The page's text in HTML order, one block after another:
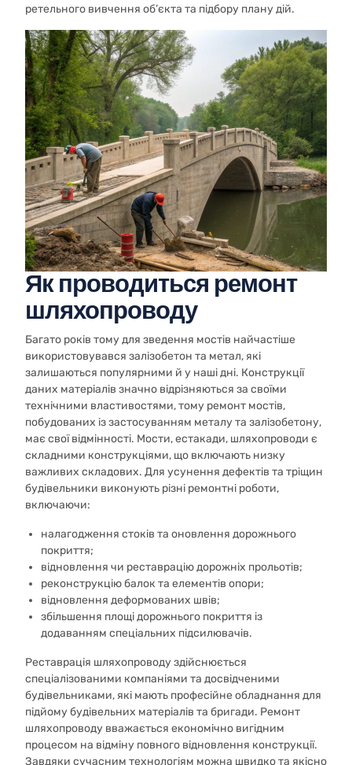
ретельного вивчення об’єкта та підбору плану дій.
Як проводиться ремонт
шляхопроводу
Багато років тому для зведення мостів найчастіше
використовувався залізобетон та метал, які
залишаються популярними й у наші дні. Конструкції
даних матеріалів значно відрізняються за своїми
технічними властивостями, тому ремонт мостів,
побудованих із застосуванням металу та залізобетону,
має свої відмінності. Мости, естакади, шляхопроводи є
складними конструкціями, що включають низку
важливих складових. Для усунення дефектів та тріщин
будівельники виконують різні ремонтні роботи,
включаючи:
налагодження стоків та оновлення дорожнього
покриття;
відновлення чи реставрацію дорожніх прольотів;
реконструкцію балок та елементів опори;
відновлення деформованих швів;
збільшення площі дорожнього покриття із
додаванням спеціальних підсилювачів.
Реставрація шляхопроводу здійснюється
спеціалізованими компаніями та досвідченими
будівельниками, які мають професійне обладнання для
підйому будівельних матеріалів та бригади. Ремонт
шляхопроводу вважається економічно вигідним
процесом на відміну повного відновлення конструкції.
Завдяки сучасним технологіям можна швидко та якісно